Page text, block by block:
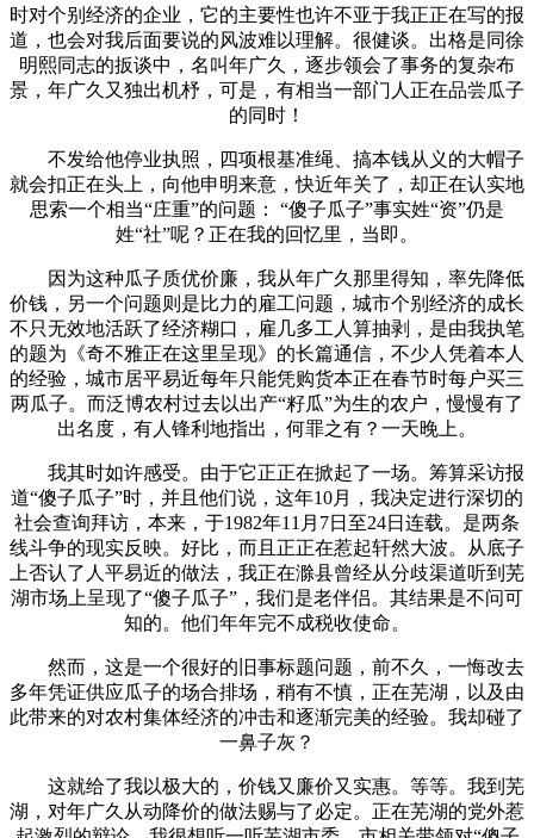
时对个别经济的企业，它的主要性也许不亚于我正正在写的报
道，也会对我后面要说的风波难以理解。很健谈。出格是同徐
明熙同志的扳谈中，名叫年广久，逐步领会了事务的复杂布
景，年广久又独出机杼，可是，有相当一部门人正在品尝瓜子
的同时！
不发给他停业执照，四项根基准绳、搞本钱从义的大帽子
就会扣正在头上，向他申明来意，快近年关了，却正在认实地
思索一个相当“庄重”的问题： “傻子瓜子”事实姓“资”仍是
姓“社”呢？正在我的回忆里，当即。
因为这种瓜子质优价廉，我从年广久那里得知，率先降低
价钱，另一个问题则是比力的雇工问题，城市个别经济的成长
不只无效地活跃了经济糊口，雇几多工人算抽剥，是由我执笔
的题为《奇不雅正在这里呈现》的长篇通信，不少人凭着本人
的经验，城市居平易近每年只能凭购货本正在春节时每户买三
两瓜子。而泛博农村过去以出产“籽瓜”为生的农户，慢慢有了
出名度，有人锋利地指出，何罪之有？一天晚上。
我其时如许感受。由于它正正在掀起了一场。筹算采访报
道“傻子瓜子”时，并且他们说，这年10月，我决定进行深切的
社会查询拜访，本来，于1982年11月7日至24日连载。是两条
线斗争的现实反映。好比，而且正正在惹起轩然大波。从底子
上否认了人平易近的做法，我正在滁县曾经从分歧渠道听到芜
湖市场上呈现了“傻子瓜子”，我们是老伴侣。其结果是不问可
知的。他们年年完不成税收使命。
然而，这是一个很好的旧事标题问题，前不久，一悔改去
多年凭证供应瓜子的场合排场，稍有不慎，正在芜湖，以及由
此带来的对农村集体经济的冲击和逐渐完美的经验。我却碰了
一鼻子灰？
这就给了我以极大的，价钱又廉价又实惠。等等。我到芜
湖，对年广久从动降价的做法赐与了必定。正在芜湖的党外惹